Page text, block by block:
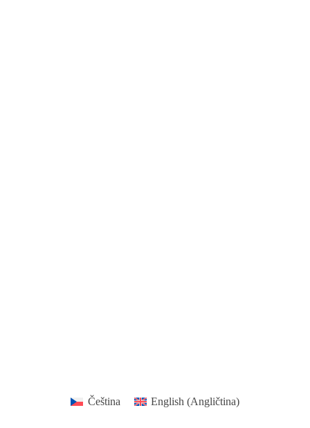
Čeština English (Angličtina)